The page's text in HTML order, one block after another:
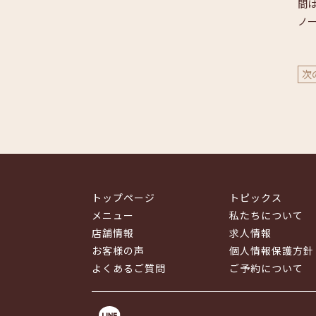
間
ノ
次
トップページ
メニュー
店舗情報
お客様の声
よくあるご質問
トピックス
私たちについて
求人情報
個人情報保護方針
ご予約について